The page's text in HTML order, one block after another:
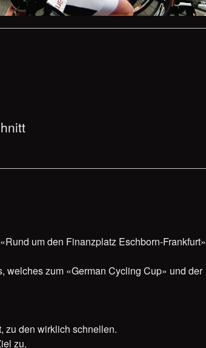
um den Finanzplatz Eschborn-Frankfurt»
welches zum «German Cycling Cup» und der
zu den wirklich schnellen.
zu.